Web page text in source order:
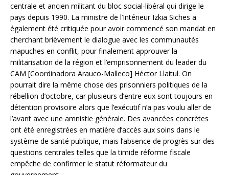
centrale et ancien militant du bloc social-libéral qui dirige le
pays depuis 1990. La ministre de l’Intérieur Izkia Siches a
également été critiquée pour avoir commencé son mandat en
cherchant brièvement le dialogue avec les communautés
mapuches en conflit, pour finalement approuver la
militarisation de la région et l’emprisonnement du leader du
CAM [Coordinadora Arauco-Malleco] Héctor Llaitul. On
pourrait dire la même chose des prisonniers politiques de la
rébellion d’octobre, car plusieurs d’entre eux sont toujours en
détention provisoire alors que l’exécutif n’a pas voulu aller de
l’avant avec une amnistie générale. Des avancées concrètes
ont été enregistrées en matière d’accès aux soins dans le
système de santé publique, mais l’absence de progrès sur des
questions centrales telles que la timide réforme fiscale
empêche de confirmer le statut réformateur du